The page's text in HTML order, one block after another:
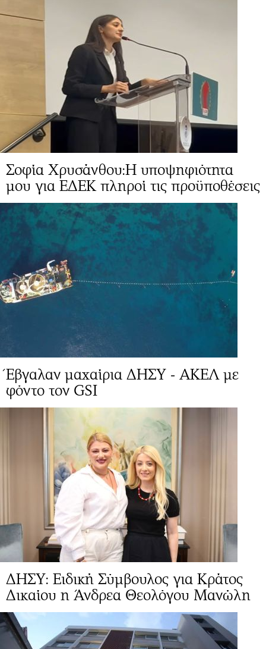
Σοφία Χρυσάνθου:Η υποψηφιότητα
μου για ΕΔΕΚ πληροί τις προϋποθέσεις
Έβγαλαν μαχαίρια ΔΗΣΥ - ΑΚΕΛ με
φόντο τον GSI
ΔΗΣΥ: Ειδική Σύμβουλος για Κράτος
Δικαίου η Άνδρεα Θεολόγου Μανώλη